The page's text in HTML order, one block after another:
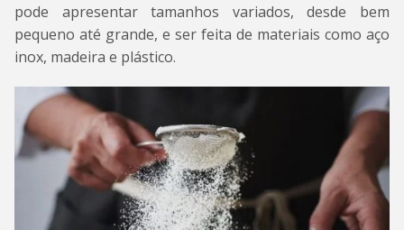
pode apresentar tamanhos variados, desde bem
pequeno até grande, e ser feita de materiais como aço
inox, madeira e plástico.